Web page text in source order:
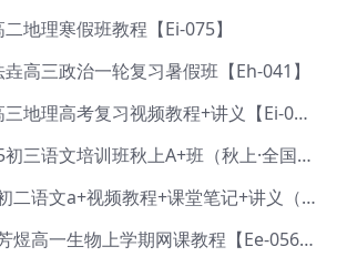
地理寒假班教程【Ei-075】
高三政治一轮复习暑假班【Eh-041】
2025羊羊高三地理高考复习视频教程+讲义【Ei-051】
希望学2025初三语文培训班秋上A+班（秋上·全国版·A+）【Da-031】
2024柳宁初二语文a+视频教程+课堂笔记+讲义（暑假班+秋季班）【Da-003】
2026年周芳煜高一生物上学期网课教程【Ee-056】